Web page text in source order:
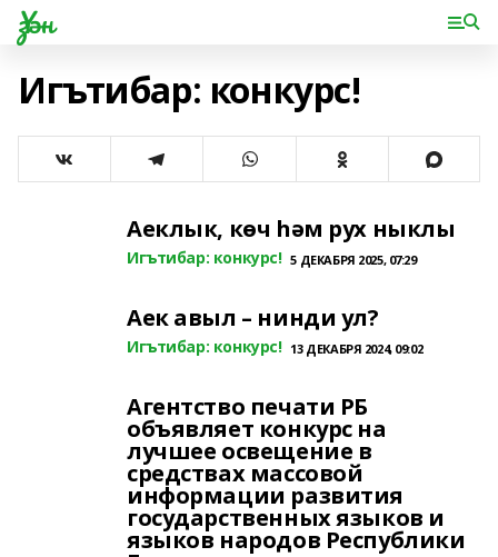
Үзән
Игътибар: конкурс!
Аеклык, көч һәм рух ныклы
Игътибар: конкурс! 5 ДЕКАБРЯ 2025, 07:29
Аек авыл – нинди ул?
Игътибар: конкурс! 13 ДЕКАБРЯ 2024, 09:02
Агентство печати РБ
объявляет конкурс на
лучшее освещение в
средствах массовой
информации развития
государственных языков и
языков народов Республики